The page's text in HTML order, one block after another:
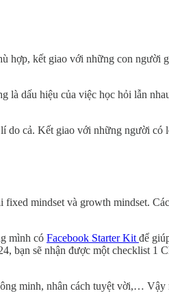
hợp, kết giao với những con người
dấu hiệu của việc học hỏi lẫn
do cả. Kết giao với những người
mindset và growth mindset.
mình có Facebook Starter Kit để
bạn sẽ nhận được một checklist 1
minh, nhân cách tuyệt vời,…